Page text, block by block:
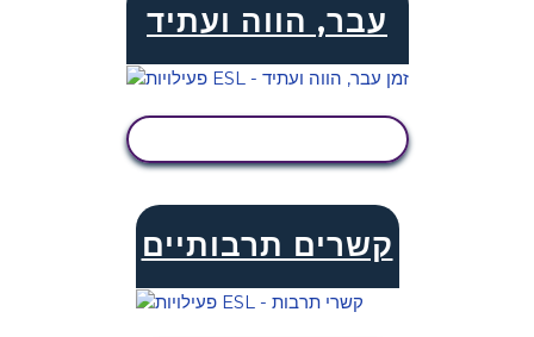
עבר, הווה ועתיד
קשרים תרבותיים